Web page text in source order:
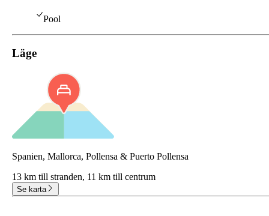
Pool
Läge
Spanien, Mallorca, Pollensa & Puerto Pollensa
13 km till stranden, 11 km till centrum
Se karta